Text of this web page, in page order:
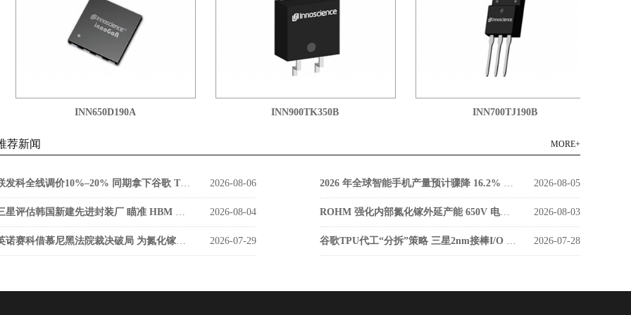
INN650D190A INN900TK350B INN700TJ190B
荐新闻 MORE+
联发科全线调价10%–20% 同期拿下谷歌 TPU v9 SerDes 大单 2026-08-06 2026 年全球智能手机产量预计骤降 16.2% 低成本零部件库存枯竭成主因 2026-08-05
三星评估韩国新建先进封装厂 瞄准 HBM 缩小与海力士差距 2026-08-04 ROHM 强化内部氮化镓外延产能 650V 电源器件告别外部代工 2026-08-03
英诺赛科借慕尼黑法院裁决破局 为氮化镓功率器件打开欧洲市场通道 2026-07-29 谷歌TPU代工“分拆”策略 三星2nm接棒I/O 台积电稳守算力核心 2026-07-28